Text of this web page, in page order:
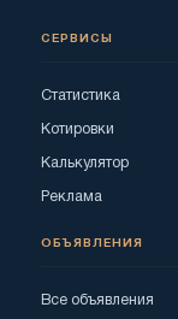
СЕРВИСЫ
Статистика
Котировки
Калькулятор
Реклама
ОБЪЯВЛЕНИЯ
Все объявления